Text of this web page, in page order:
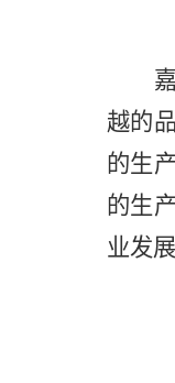
越的
的生
的生
业发